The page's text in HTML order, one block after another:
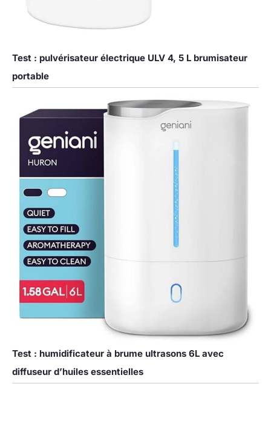
Test : pulvérisateur électrique ULV 4, 5 L brumisateur
portable
Test : humidificateur à brume ultrasons 6L avec
diffuseur d’huiles essentielles